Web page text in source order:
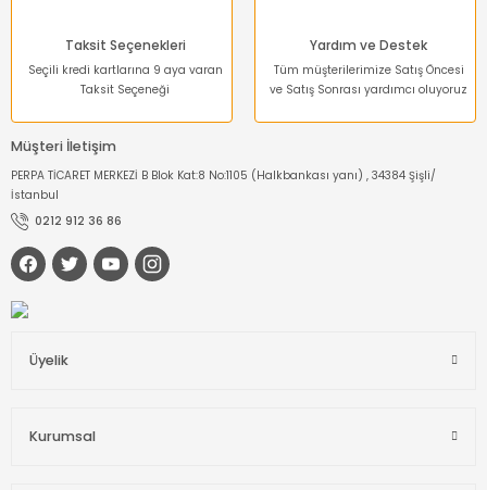
Taksit Seçenekleri
Seçili kredi kartlarına 9 aya varan
Taksit Seçeneği
Yardım ve Destek
Tüm müşterilerimize Satış Öncesi
ve Satış Sonrası yardımcı oluyoruz
Müşteri İletişim
PERPA TİCARET MERKEZİ B Blok Kat:8 No:1105 (Halkbankası yanı) , 34384 Şişli/
İstanbul
0212 912 36 86
Üyelik
Kurumsal